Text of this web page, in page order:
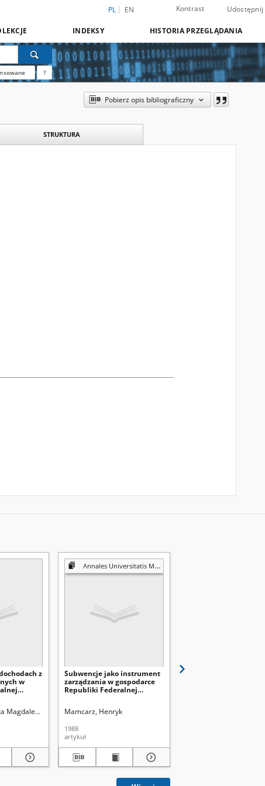
PL EN Kontrast Udostępnij
INDEKSY HISTORIA PRZEGLĄDANIA
?
Pobierz opis bibliograficzny
STRUKTURA
(1913-2004). Red.
z
w
Magdalena
Annales Universitatis Mariae Curie-Skłodowska. Sectio H, Oeconomia
Subwencje jako instrument
zarządzania w gospodarce
Republiki Federalnej
Mamcarz, Henryk
1988
artykuł